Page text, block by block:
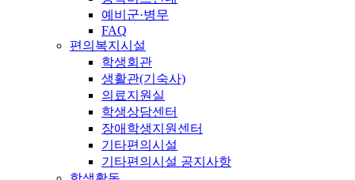
예비군·병무
FAQ
편의복지시설
학생회관
생활관(기숙사)
의료지원실
학생상담센터
장애학생지원센터
기타편의시설
기타편의시설 공지사항